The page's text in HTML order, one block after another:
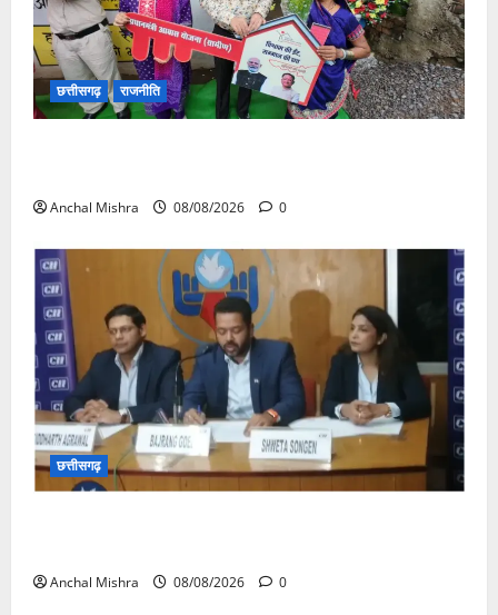
छत्तीसगढ़ राजनीति
Anchal Mishra 08/08/2026 0
छत्तीसगढ़
Anchal Mishra 08/08/2026 0